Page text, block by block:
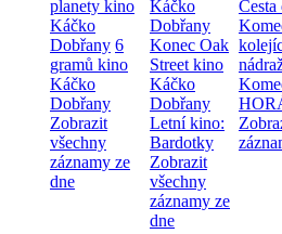
planety kino
Káčko
Dobřany 6
gramů kino
Káčko
Dobřany
Zobrazit
všechny
záznamy ze
dne
Káčko
Dobřany
Konec Oak
Street kino
Káčko
Dobřany
Letní kino:
Bardotky
Zobrazit
všechny
záznamy ze
dne
Cesta